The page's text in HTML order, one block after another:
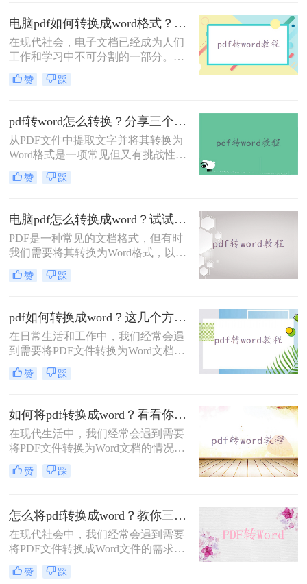
容。本文将向您介绍电脑上pdf转word
文档怎么转方法，帮助您轻松地将
PDF文件转换为Word文档。
电脑pdf如何转换成word格式？教你二种好用的方法！
在现代社会，电子文档已经成为人们
工作和学习中不可分割的一部分。有
时我们可能会在电脑中收到一些重要
的PDF文件，但由于一些需要进行编
其转换成Word格式。本文将详细介绍
电脑pdf如何转换成word格式。​
赞 踩
pdf转word怎么转换？分享三个简单的方法！
从PDF文件中提取文字并将其转换为
Word格式是一项常见但又有挑战性的
任务。无论是为了编辑、复制或者重
新格式化内容，将PDF转为Word可以
中，我们将介绍pdf转word怎么转换方
法，帮助您实现这一转换。
赞 踩
电脑pdf怎么转换成word？试试这三个转换方法！
PDF是一种常见的文档格式，但有时
我们需要将其转换为Word格式，以便
编辑、修改或复制其中的内容。那
么，电脑pdf怎么转换成word呢？本文
法。
赞 踩
pdf如何转换成word？这几个方法教你轻松转换！
在日常生活和工作中，我们经常会遇
到需要将PDF文件转换为Word文档的
情况。转换后的文档可以方便地进行
编辑、排版和分享，满足不同的需
word方法，帮助您轻松实现转换。
赞 踩
如何将pdf转换成word？看看你最适合哪种方法！
在现代生活中，我们经常会遇到需要
将PDF文件转换为Word文档的情况。
不管是出于编辑需要，还是为了方便
和共享，将PDF转换为Word是一个十
是选择一个高效且易于使用的工具非
常重要。在本文中，我们将向您介绍
如何将pdf转换成word，并提供一些值
得信赖的工具供您选择。
赞 踩
怎么将pdf转换成word？教你三个方法！
在现代社会中，我们经常会遇到需要
将PDF文件转换成Word文件的需求。
无论是为了编辑文本内容，还是为了
复制、粘贴或进行其他操作，将PDF
赞 踩